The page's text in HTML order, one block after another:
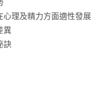
心理及精力方面適性發展
異
訣